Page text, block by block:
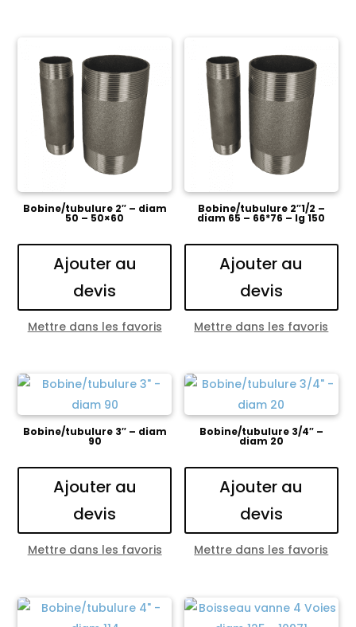
Bobine/tubulure 2″ – diam
50 – 50×60
Ajouter au
devis
Mettre dans les favoris
Bobine/tubulure 2″1/2 –
diam 65 – 66*76 – lg 150
Ajouter au
devis
Mettre dans les favoris
Bobine/tubulure 3″ – diam
90
Ajouter au
devis
Mettre dans les favoris
Bobine/tubulure 3/4″ –
diam 20
Ajouter au
devis
Mettre dans les favoris